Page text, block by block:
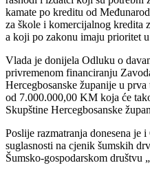
kamate po kreditu od
za škole i komercijalnog kredita
a koji po zakonu imaju prioritet
Vlada je donijela Odluku o
privremenom financiranju
Hercegbosanske županije u
od 7.000.000,00 KM koja će
Skupštine Hercegbosanske
Poslije razmatranja donesena je
suglasnosti na cjenik šumskih
Šumsko-gospodarskom društvu